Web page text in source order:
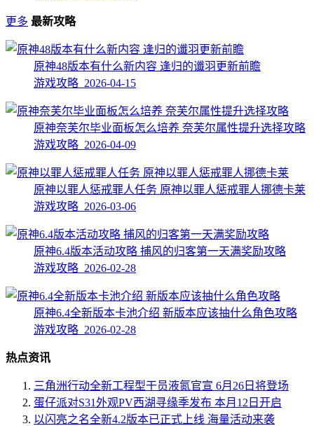
更多 最新攻略
原神48版本有什么新内容 逢归的谶羽更新前瞻
游戏攻略 2026-04-15
原神奈芙尔毕业面板怎么培养 奈芙尔属性提升选择攻略
游戏攻略 2026-04-09
原神以罪人惩戒罪人任务 原神以罪人惩戒罪人挪德卡莱
游戏攻略 2026-03-06
原神6.4版本活动攻略 捕风的归客第一天满奖励攻略
游戏攻略 2026-02-28
原神6.4全新版本卡池介绍 新版本应该抽什么角色攻略
游戏攻略 2026-02-28
热点资讯
三角洲行动全新工程型干员液氮官宣 6月26日将登场
蛋仔派对S31外观PV西湖寻缘季发布 本月12日开启
以闪亮之名全新4.2版本已正式上线 海量活动来袭